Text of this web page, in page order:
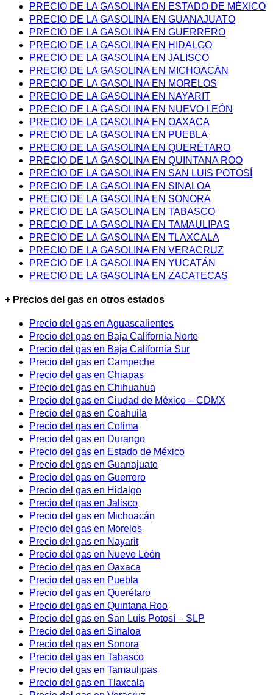
PRECIO DE LA GASOLINA EN ESTADO DE MÉXICO
PRECIO DE LA GASOLINA EN GUANAJUATO
PRECIO DE LA GASOLINA EN GUERRERO
PRECIO DE LA GASOLINA EN HIDALGO
PRECIO DE LA GASOLINA EN JALISCO
PRECIO DE LA GASOLINA EN MICHOACÁN
PRECIO DE LA GASOLINA EN MORELOS
PRECIO DE LA GASOLINA EN NAYARIT
PRECIO DE LA GASOLINA EN NUEVO LEÓN
PRECIO DE LA GASOLINA EN OAXACA
PRECIO DE LA GASOLINA EN PUEBLA
PRECIO DE LA GASOLINA EN QUERÉTARO
PRECIO DE LA GASOLINA EN QUINTANA ROO
PRECIO DE LA GASOLINA EN SAN LUIS POTOSÍ
PRECIO DE LA GASOLINA EN SINALOA
PRECIO DE LA GASOLINA EN SONORA
PRECIO DE LA GASOLINA EN TABASCO
PRECIO DE LA GASOLINA EN TAMAULIPAS
PRECIO DE LA GASOLINA EN TLAXCALA
PRECIO DE LA GASOLINA EN VERACRUZ
PRECIO DE LA GASOLINA EN YUCATÁN
PRECIO DE LA GASOLINA EN ZACATECAS
+ Precios del gas en otros estados
Precio del gas en Aguascalientes
Precio del gas en Baja California Norte
Precio del gas en Baja California Sur
Precio del gas en Campeche
Precio del gas en Chiapas
Precio del gas en Chihuahua
Precio del gas en Ciudad de México – CDMX
Precio del gas en Coahuila
Precio del gas en Colima
Precio del gas en Durango
Precio del gas en Estado de México
Precio del gas en Guanajuato
Precio del gas en Guerrero
Precio del gas en Hidalgo
Precio del gas en Jalisco
Precio del gas en Michoacán
Precio del gas en Morelos
Precio del gas en Nayarit
Precio del gas en Nuevo León
Precio del gas en Oaxaca
Precio del gas en Puebla
Precio del gas en Querétaro
Precio del gas en Quintana Roo
Precio del gas en San Luis Potosí – SLP
Precio del gas en Sinaloa
Precio del gas en Sonora
Precio del gas en Tabasco
Precio del gas en Tamaulipas
Precio del gas en Tlaxcala